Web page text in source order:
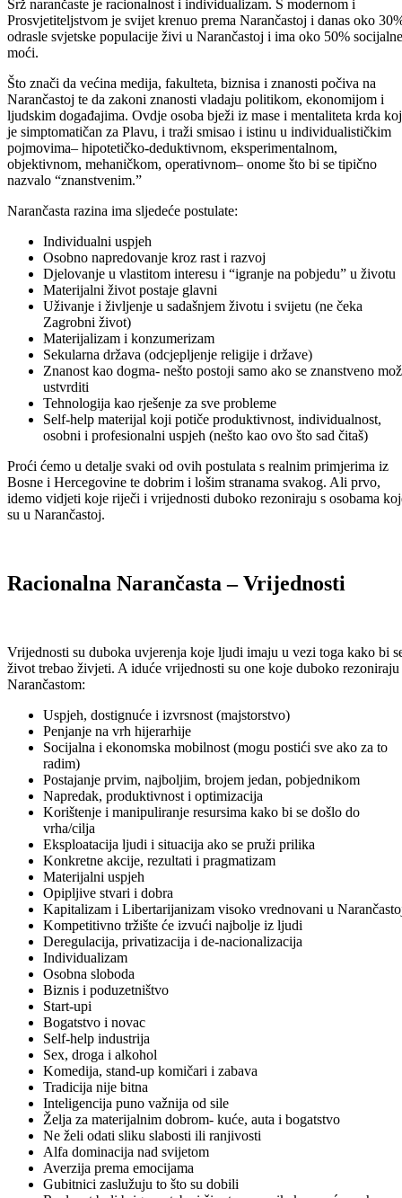
Srž narančaste je racionalnost i individualizam. S modernom i
Prosvjetiteljstvom je svijet krenuo prema Narančastoj i danas oko
odrasle svjetske populacije živi u Narančastoj i ima oko 50% socijalne
moći.
Što znači da većina medija, fakulteta, biznisa i znanosti počiva na
Narančastoj te da zakoni znanosti vladaju politikom, ekonomijom i
ljudskim događajima. Ovdje osoba bježi iz mase i mentaliteta krda
je simptomatičan za Plavu, i traži smisao i istinu u individualističkim
pojmovima– hipotetičko-deduktivnom, eksperimentalnom,
objektivnom, mehaničkom, operativnom– onome što bi se tipično
nazvalo “znanstvenim.”
Narančasta razina ima sljedeće postulate:
Individualni uspjeh
Osobno napredovanje kroz rast i razvoj
Djelovanje u vlastitom interesu i “igranje na pobjedu” u životu
Materijalni život postaje glavni
Uživanje i življenje u sadašnjem životu i svijetu (ne čeka
Zagrobni život)
Materijalizam i konzumerizam
Sekularna država (odcjepljenje religije i države)
Znanost kao dogma- nešto postoji samo ako se znanstveno
ustvrditi
Tehnologija kao rješenje za sve probleme
Self-help materijal koji potiče produktivnost, individualnost,
osobni i profesionalni uspjeh (nešto kao ovo što sad čitaš)
Proći ćemo u detalje svaki od ovih postulata s realnim primjerima iz
Bosne i Hercegovine te dobrim i lošim stranama svakog. Ali prvo,
idemo vidjeti koje riječi i vrijednosti duboko rezoniraju s osobama
su u Narančastoj.
Racionalna Narančasta – Vrijednosti
Vrijednosti su duboka uvjerenja koje ljudi imaju u vezi toga kako bi
život trebao živjeti. A iduće vrijednosti su one koje duboko rezoniraju
Narančastom:
Uspjeh, dostignuće i izvrsnost (majstorstvo)
Penjanje na vrh hijerarhije
Socijalna i ekonomska mobilnost (mogu postići sve ako za to
radim)
Postajanje prvim, najboljim, brojem jedan, pobjednikom
Napredak, produktivnost i optimizacija
Korištenje i manipuliranje resursima kako bi se došlo do
vrha/cilja
Eksploatacija ljudi i situacija ako se pruži prilika
Konkretne akcije, rezultati i pragmatizam
Materijalni uspjeh
Opipljive stvari i dobra
Kapitalizam i Libertarijanizam visoko vrednovani u
Kompetitivno tržište će izvući najbolje iz ljudi
Deregulacija, privatizacija i de-nacionalizacija
Individualizam
Osobna sloboda
Biznis i poduzetništvo
Start-upi
Bogatstvo i novac
Self-help industrija
Sex, droga i alkohol
Komedija, stand-up komičari i zabava
Tradicija nije bitna
Inteligencija puno važnija od sile
Želja za materijalnim dobrom- kuće, auta i bogatstvo
Ne želi odati sliku slabosti ili ranjivosti
Alfa dominacija nad svijetom
Averzija prema emocijama
Gubitnici zaslužuju to što su dobili